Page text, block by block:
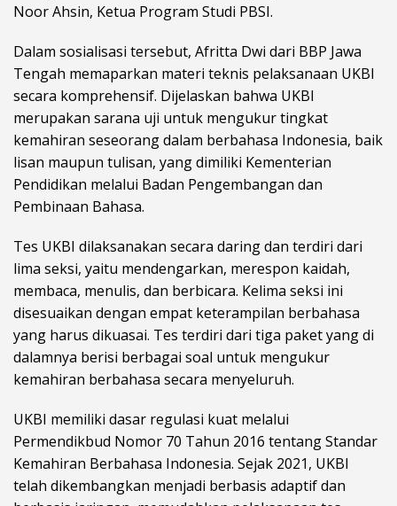
Noor Ahsin, Ketua Program Studi PBSI.
Dalam sosialisasi tersebut, Afritta Dwi dari BBP Jawa
Tengah memaparkan materi teknis pelaksanaan UKBI
secara komprehensif. Dijelaskan bahwa UKBI
merupakan sarana uji untuk mengukur tingkat
kemahiran seseorang dalam berbahasa Indonesia, baik
lisan maupun tulisan, yang dimiliki Kementerian
Pendidikan melalui Badan Pengembangan dan
Pembinaan Bahasa.
Tes UKBI dilaksanakan secara daring dan terdiri dari
lima seksi, yaitu mendengarkan, merespon kaidah,
membaca, menulis, dan berbicara. Kelima seksi ini
disesuaikan dengan empat keterampilan berbahasa
yang harus dikuasai. Tes terdiri dari tiga paket yang di
dalamnya berisi berbagai soal untuk mengukur
kemahiran berbahasa secara menyeluruh.
UKBI memiliki dasar regulasi kuat melalui
Permendikbud Nomor 70 Tahun 2016 tentang Standar
Kemahiran Berbahasa Indonesia. Sejak 2021, UKBI
telah dikembangkan menjadi berbasis adaptif dan